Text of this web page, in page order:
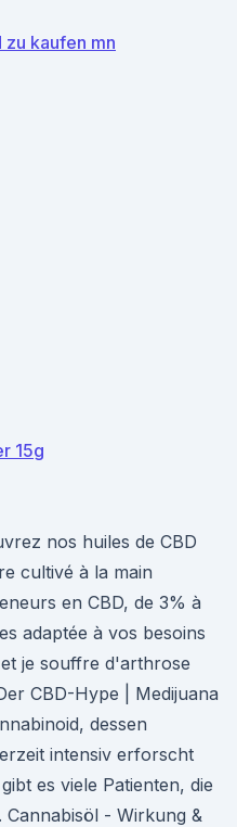
zu kaufen mn
15g
nos huiles de CBD
cultivé à la main
en CBD, de 3% à
adaptée à vos besoins
je souffre d'arthrose
CBD-Hype | Medijuana
dessen
intensiv erforscht
es viele Patienten, die
- Wirkung &